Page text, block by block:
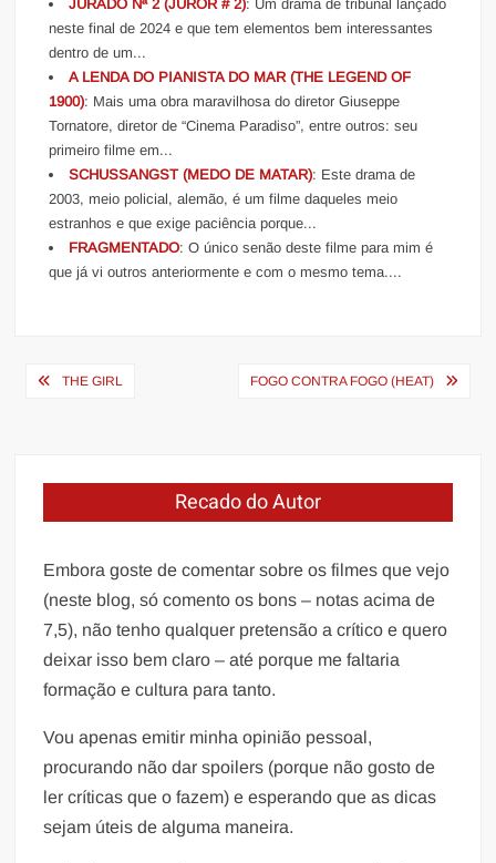
JURADO Nª 2 (JUROR # 2): Um drama de tribunal lançado
neste final de 2024 e que tem elementos bem interessantes
dentro de um...
A LENDA DO PIANISTA DO MAR (THE LEGEND OF
1900): Mais uma obra maravilhosa do diretor Giuseppe
Tornatore, diretor de “Cinema Paradiso”, entre outros: seu
primeiro filme em...
SCHUSSANGST (MEDO DE MATAR): Este drama de
2003, meio policial, alemão, é um filme daqueles meio
estranhos e que exige paciência porque...
FRAGMENTADO: O único senão deste filme para mim é
que já vi outros anteriormente e com o mesmo tema....
Navegação
THE GIRL FOGO CONTRA FOGO (HEAT)
Recado do Autor
Embora goste de comentar sobre os filmes que vejo
(neste blog, só comento os bons – notas acima de
7,5), não tenho qualquer pretensão a crítico e quero
deixar isso bem claro – até porque me faltaria
formação e cultura para tanto.
Vou apenas emitir minha opinião pessoal,
procurando não dar spoilers (porque não gosto de
ler críticas que o fazem) e esperando que as dicas
sejam úteis de alguma maneira.